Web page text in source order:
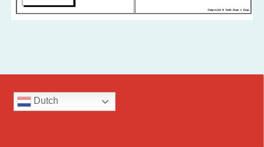
Dutch